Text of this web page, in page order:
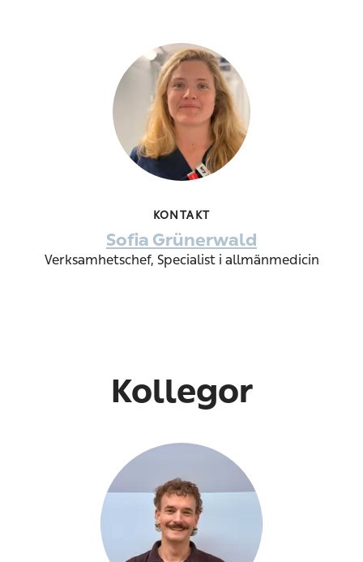
KONTAKT
Sofia Grünerwald
Verksamhetschef, Specialist i allmänmedicin
Kollegor